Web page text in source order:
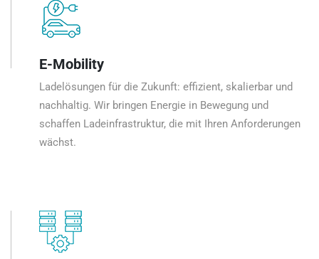
E-Mobility
Ladelösungen für die Zukunft: effizient, skalierbar und
nachhaltig. Wir bringen Energie in Bewegung und
schaffen Ladeinfrastruktur, die mit Ihren Anforderungen
wächst.